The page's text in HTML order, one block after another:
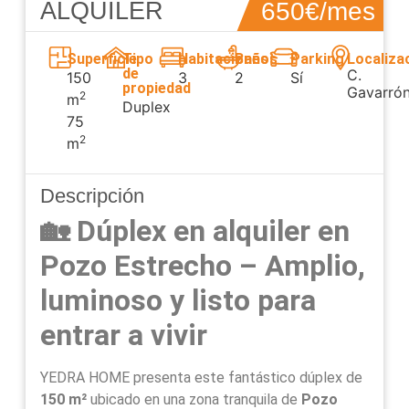
ALQUILER 650€/mes
Superficie
150
m2
75
m2
Tipo
de
propiedad
Duplex
Habitaciones
3
Baños
2
Parking
Sí
C.
Descripción
🏡 Dúplex en alquiler en
Pozo Estrecho – Amplio,
luminoso y listo para
entrar a vivir
YEDRA HOME presenta este fantástico dúplex de
150 m²ubicado en una zona tranquila de Pozo